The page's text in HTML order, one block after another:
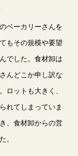
ベーカリーさんを
もその規模や要望
でした。食材卸は
んどこか申し訳な
ロットも大きく、
れてしまっていま
、食材卸からの営
。